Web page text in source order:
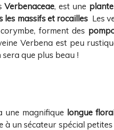
Verbenaceae, est une
les massifs et rocailles Les
forment des
Verbena est peu
que plus beau !
une magnifique longue
à un sécateur spécial